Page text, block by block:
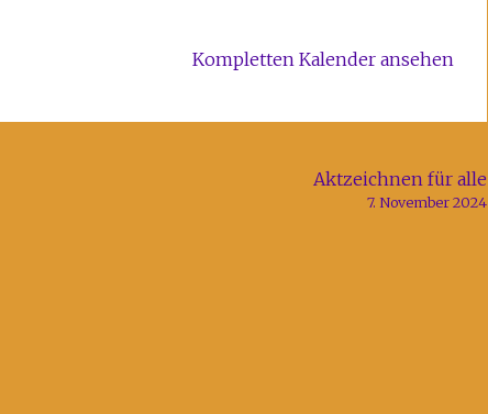
Kompletten Kalender ansehen
Aktzeichnen für alle
7. November 2024